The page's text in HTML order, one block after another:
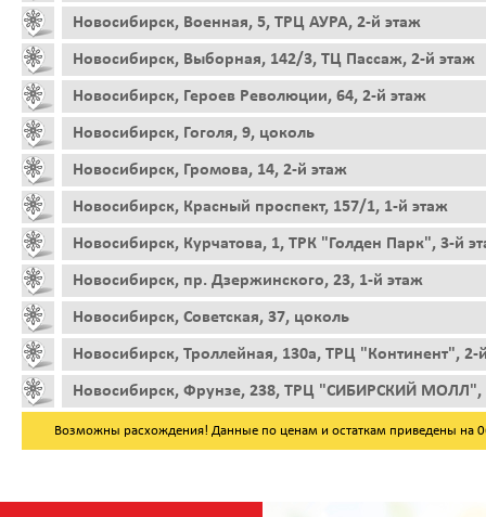
Новосибирск, Военная, 5, ТРЦ АУРА, 2-й этаж
Новосибирск, Выборная, 142/3, ТЦ Пассаж, 2-й этаж
Новосибирск, Героев Революции, 64, 2-й этаж
Новосибирск, Гоголя, 9, цоколь
Новосибирск, Громова, 14, 2-й этаж
Новосибирск, Красный проспект, 157/1, 1-й этаж
Новосибирск, Курчатова, 1, ТРК "Голден Парк", 3-й
Новосибирск, пр. Дзержинского, 23, 1-й этаж
Новосибирск, Советская, 37, цоколь
Новосибирск, Троллейная, 130а, ТРЦ "Континент", 2-
Новосибирск, Фрунзе, 238, ТРЦ "СИБИРСКИЙ МОЛЛ",
Возможны расхождения! Данные по ценам и остаткам приведены на